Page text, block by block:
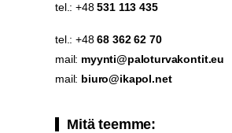
tel.: +48531 113 435
tel.: +4868 362 62 70
mail: myynti@paloturvakontit.eu
mail: biuro@ikapol.net
Mitä teemme: